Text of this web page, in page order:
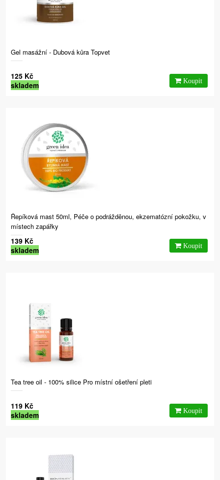
Gel masážní - Dubová kůra Topvet
125 Kč
skladem
Řepíková mast 50ml, Péče o podrážděnou, ekzematózní pokožku, v
místech zapářky
139 Kč
skladem
Tea tree oil - 100% silice Pro místní ošetření pleti
119 Kč
skladem